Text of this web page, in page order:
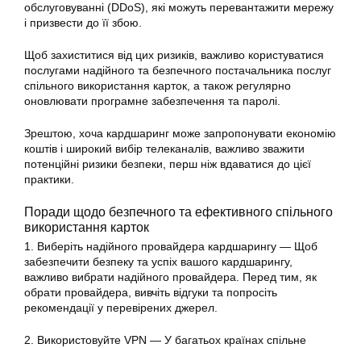
обслуговуванні (DDoS), які можуть перевантажити мережу
і призвести до її збою.
Щоб захиститися від цих ризиків, важливо користуватися
послугами надійного та безпечного постачальника послуг
спільного використання карток, а також регулярно
оновлювати програмне забезпечення та паролі.
Зрештою, хоча кардшаринг може запропонувати економію
коштів і широкий вибір телеканалів, важливо зважити
потенційні ризики безпеки, перш ніж вдаватися до цієї
практики.
Поради щодо безпечного та ефективного спільного
використання карток
1. Виберіть надійного провайдера кардшарингу — Щоб
забезпечити безпеку та успіх вашого кардшарингу,
важливо вибрати надійного провайдера. Перед тим, як
обрати провайдера, вивчіть відгуки та попросіть
рекомендації у перевірених джерел.
2. Використовуйте VPN — У багатьох країнах спільне